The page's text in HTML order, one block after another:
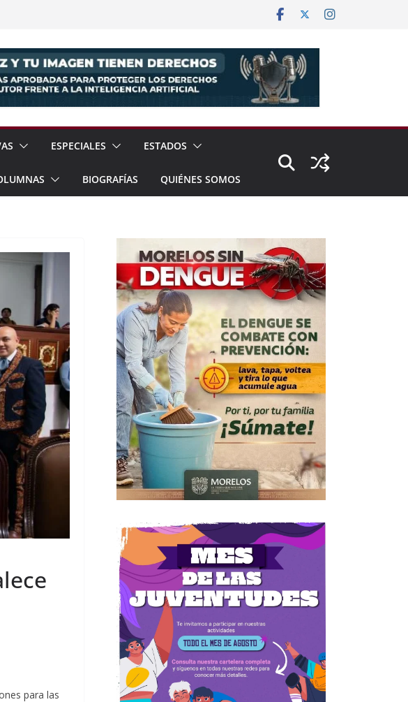
ESPECIALES ESTADOS
BIOGRAFÍAS QUIÉNES SOMOS
para las